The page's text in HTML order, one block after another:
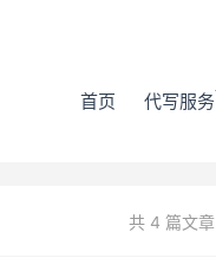
首页 代写服务
共 4 篇文章